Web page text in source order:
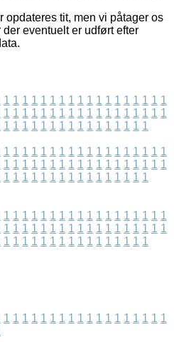
opdateres tit, men vi påtager os
eventuelt er udført efter
1 1 1 1 1 1 1 1 1 1 1 1 1 1 1 1 1 1
1 1 1 1 1 1 1 1 1 1 1 1 1 1 1 1 1 1
1 1 1 1 1 1 1 1 1 1 1 1 1 1 1 1
1 1 1 1 1 1 1 1 1 1 1 1 1 1 1 1 1 1
1 1 1 1 1 1 1 1 1 1 1 1 1 1 1 1 1 1
1 1 1 1 1 1 1 1 1 1 1 1 1 1 1 1
1 1 1 1 1 1 1 1 1 1 1 1 1 1 1 1 1 1
1 1 1 1 1 1 1 1 1 1 1 1 1 1 1 1 1 1
1 1 1 1 1 1 1 1 1 1 1 1 1 1 1 1
1 1 1 1 1 1 1 1 1 1 1 1 1 1 1 1 1 1